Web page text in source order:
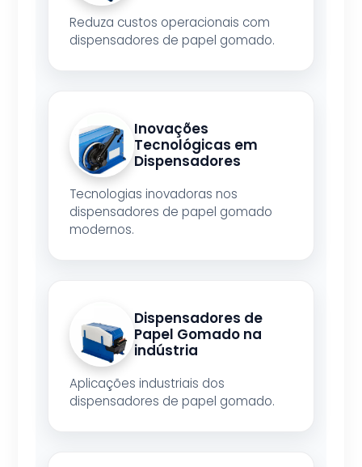
Reduza custos operacionais com
dispensadores de papel gomado.
Inovações
Tecnológicas em
Dispensadores
Tecnologias inovadoras nos
dispensadores de papel gomado
modernos.
Dispensadores de
Papel Gomado na
indústria
Aplicações industriais dos
dispensadores de papel gomado.